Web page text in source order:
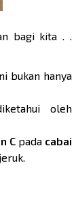
bagi kita . .
bukan hanya
oleh
C pada cabai